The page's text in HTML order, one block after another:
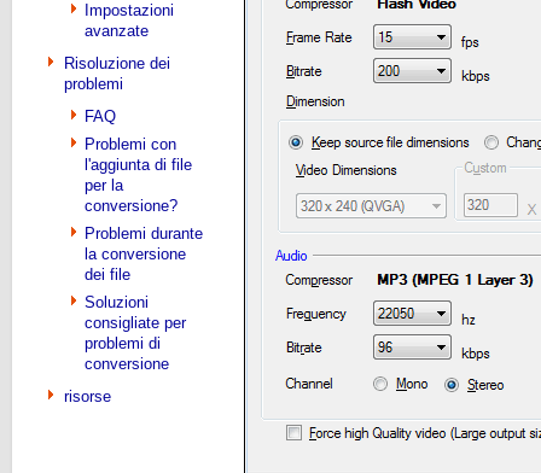
Impostazioni
avanzate
Risoluzione dei
problemi
FAQ
Problemi con
l'aggiunta di file
per la
conversione?
Problemi durante
la conversione
dei file
Soluzioni
consigliate per
problemi di
conversione
risorse